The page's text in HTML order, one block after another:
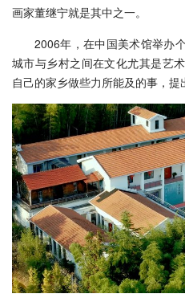
画家董继宁就是其中之一。
2006年，在中国美术馆举办
城市与乡村之间在文化尤其是艺
自己的家乡做些力所能及的事，提